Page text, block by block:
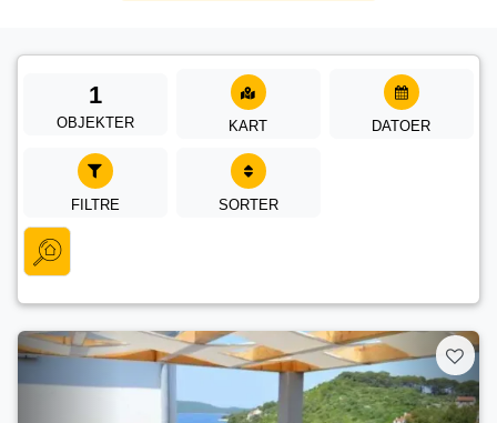
1
OBJEKTER KART DATOER
FILTRE SORTER